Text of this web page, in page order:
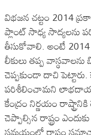
విభజన చట్టం 2014
ప్లాంట్ సాధ్య సాద్యలను
తీసుకోవాలి. అంటే
లీకులు తప్ప
చెప్పకుండా దాచి పెట్టారు.
పరిశీలించామని
కేంద్రం నిర్ణయం
చెప్పాల్సిన రాష్ట్రం